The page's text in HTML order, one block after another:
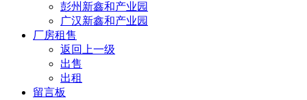
彭州新鑫和产业园
广汉新鑫和产业园
厂房租售
返回上一级
出售
出租
留言板